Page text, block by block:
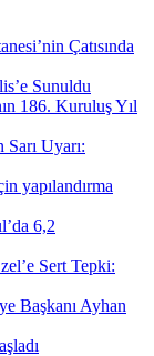
Çatısında
Sunuldu
186. Kuruluş Yıl
Uyarı:
yapılandırma
6,2
Sert Tepki:
Başkanı Ayhan